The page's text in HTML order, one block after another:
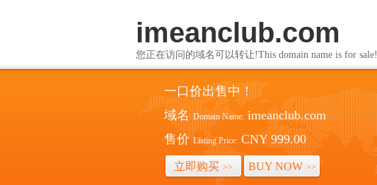
imeanclub.com
您正在访问的域名可以转让!This domain name is for sale!
一口价出售中！
域名 Domain Name: imeanclub.com
售价 Listing Price: CNY 999.00
立即购买 >> BUY NOW >>